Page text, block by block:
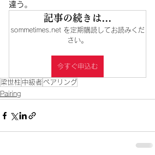
違う。
記事の続きは…
sommetimes.net を定期購読してお読みくだ
さい。
今すぐ申込む
梁世柱 中級者 ペアリング
Pairing